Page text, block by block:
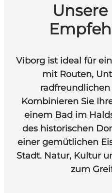
Viborg ist ideal für
mit Routen,
Kombinieren Sie
einem Bad im
des historischen
einer gemütlichen
Stadt. Natur, Kultur
zum